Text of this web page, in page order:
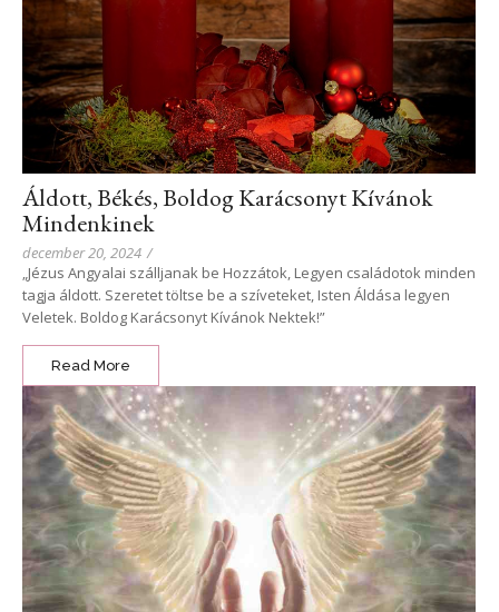
Áldott, Békés, Boldog Karácsonyt Kívánok
Mindenkinek
december 20, 2024 /
„Jézus Angyalai szálljanak be Hozzátok, Legyen családotok minden
tagja áldott. Szeretet töltse be a szíveteket, Isten Áldása legyen
Veletek. Boldog Karácsonyt Kívánok Nektek!”
Read More